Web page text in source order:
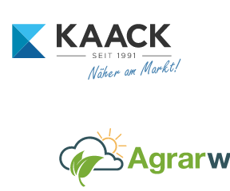
Näher am Markt!